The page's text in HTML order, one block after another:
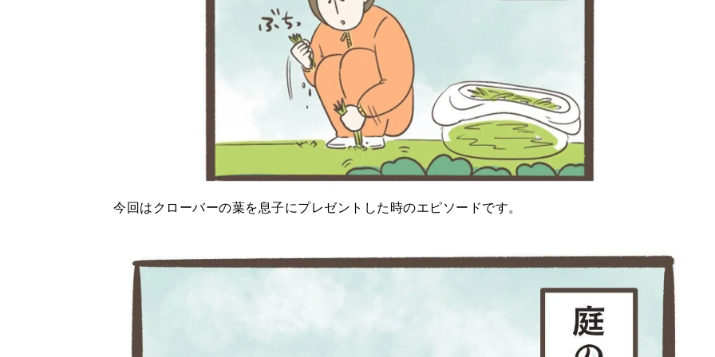
今回はクローバーの葉を息子にプレゼントした時のエピソードです。